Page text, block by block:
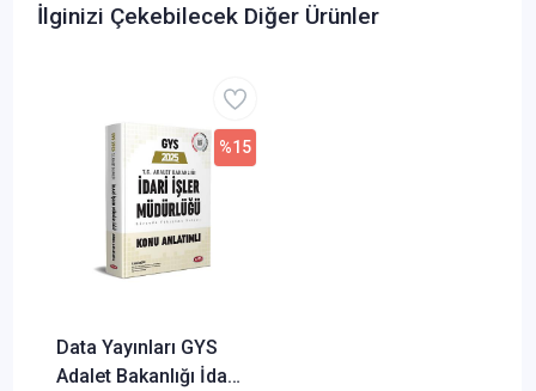
İlginizi Çekebilecek Diğer Ürünler
Data Yayınları GYS
Adalet Bakanlığı İdari
%15